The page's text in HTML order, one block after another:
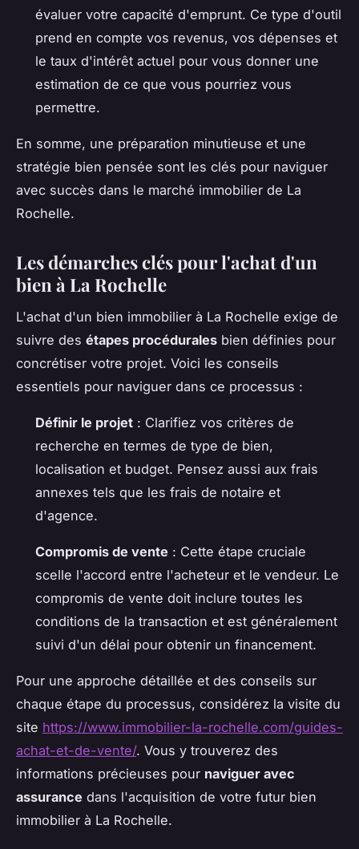
évaluer votre capacité d'emprunt. Ce type d'outil
prend en compte vos revenus, vos dépenses et
le taux d'intérêt actuel pour vous donner une
estimation de ce que vous pourriez vous
permettre.
En somme, une préparation minutieuse et une
stratégie bien pensée sont les clés pour naviguer
avec succès dans le marché immobilier de La
Rochelle.
Les démarches clés pour l'achat d'un
bien à La Rochelle
L'achat d'un bien immobilier à La Rochelle exige de
suivre des étapes procédurales bien définies pour
concrétiser votre projet. Voici les conseils
essentiels pour naviguer dans ce processus :
Définir le projet : Clarifiez vos critères de
recherche en termes de type de bien,
localisation et budget. Pensez aussi aux frais
annexes tels que les frais de notaire et
d'agence.
Compromis de vente : Cette étape cruciale
scelle l'accord entre l'acheteur et le vendeur. Le
compromis de vente doit inclure toutes les
conditions de la transaction et est généralement
suivi d'un délai pour obtenir un financement.
Pour une approche détaillée et des conseils sur
chaque étape du processus, considérez la visite du
site https://www.immobilier-la-rochelle.com/guides-
achat-et-de-vente/. Vous y trouverez des
informations précieuses pour naviguer avec
assurance dans l'acquisition de votre futur bien
immobilier à La Rochelle.